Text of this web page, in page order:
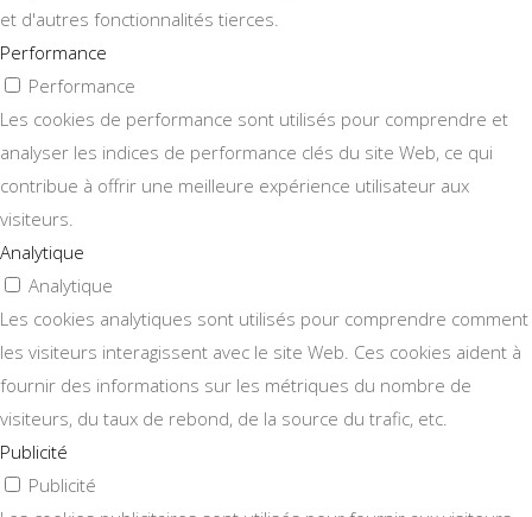
et d'autres fonctionnalités tierces.
Performance
Performance
Les cookies de performance sont utilisés pour comprendre et
analyser les indices de performance clés du site Web, ce qui
contribue à offrir une meilleure expérience utilisateur aux
visiteurs.
Analytique
Analytique
Les cookies analytiques sont utilisés pour comprendre comment
les visiteurs interagissent avec le site Web. Ces cookies aident à
fournir des informations sur les métriques du nombre de
visiteurs, du taux de rebond, de la source du trafic, etc.
Publicité
Publicité